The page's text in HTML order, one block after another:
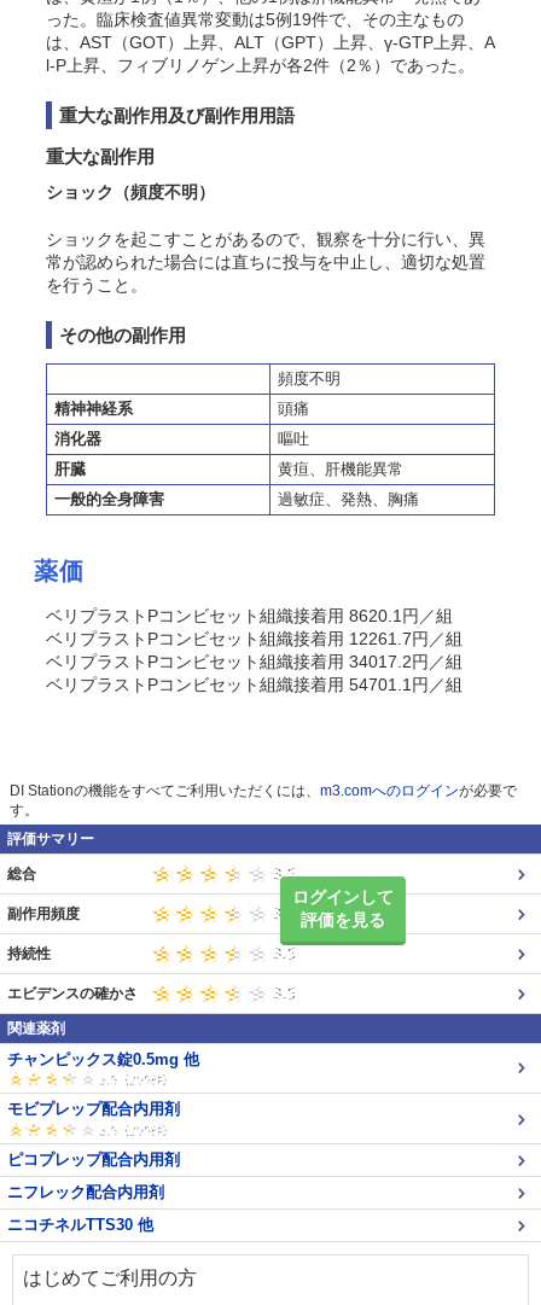
った。臨床検査値異常変動は5例19件で、その主なもの
は、AST（GOT）上昇、ALT（GPT）上昇、γ-GTP上昇、A
l-P上昇、フィブリノゲン上昇が各2件（2％）であった。
重大な副作用及び副作用用語
重大な副作用
ショック（頻度不明）
ショックを起こすことがあるので、観察を十分に行い、異
常が認められた場合には直ちに投与を中止し、適切な処置
を行うこと。
その他の副作用
頻度不明
精神神経系
頭痛
消化器
嘔吐
肝臓
黄疸、肝機能異常
一般的全身障害
過敏症、発熱、胸痛
薬価
ベリプラストPコンビセット組織接着用 8620.1円／組
ベリプラストPコンビセット組織接着用 12261.7円／組
ベリプラストPコンビセット組織接着用 34017.2円／組
ベリプラストPコンビセット組織接着用 54701.1円／組
DI Stationの機能をすべてご利用いただくには、 m3.comへのログインが必要で
す。
評価サマリー
ログインして
評価を見る
総合
副作用頻度
持続性
エビデンスの確かさ
関連薬剤
チャンピックス錠0.5mg 他
モビプレップ配合内用剤
ピコプレップ配合内用剤
ニフレック配合内用剤
ニコチネルTTS30 他
はじめてご利用の方